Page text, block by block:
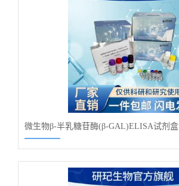
微生物β-半乳糖苷酶(β-GAL)ELISA试剂盒